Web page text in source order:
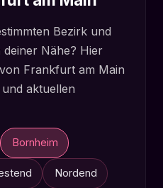
Bezirk und
Nähe? Hier
Frankfurt am Main
aktuellen
Bornheim
Nordend